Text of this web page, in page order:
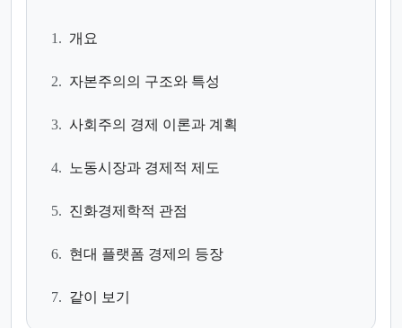
1. 개요
2. 자본주의의 구조와 특성
3. 사회주의 경제 이론과 계획
4. 노동시장과 경제적 제도
5. 진화경제학적 관점
6. 현대 플랫폼 경제의 등장
7. 같이 보기